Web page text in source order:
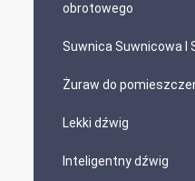
obrotowego
Suwnica Suwnicowa I
Żuraw do
Lekki dźwig
Inteligentny dźwig